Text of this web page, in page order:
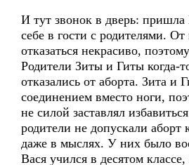
И тут звонок в дверь: пришла
себе в гости с родителями.
отказаться некрасиво,
Родители Зиты и Гиты когда-
отказались от аборта. Зита и
соединением вместо ноги,
не силой заставлял
родители не допускали аборт
даже в мыслях. У них было
Вася учился в десятом